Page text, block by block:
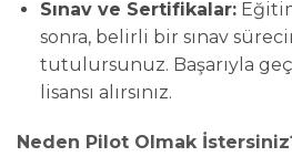
Sınav ve Sertifikalar:
sonra, belirli bir sınav
tutulursunuz. Başarıyla
lisansı alırsınız.
Neden Pilot Olmak